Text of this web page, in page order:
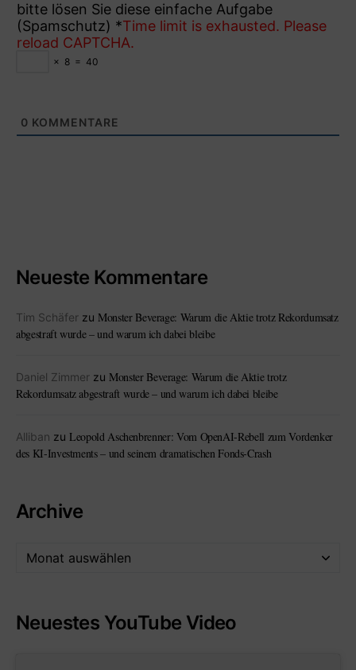
bitte lösen Sie diese einfache Aufgabe
(Spamschutz) *Time limit is exhausted. Please
reload CAPTCHA.
× 8 = 40
0 KOMMENTARE
Neueste Kommentare
Tim Schäfer zu Monster Beverage: Warum die Aktie trotz Rekordumsatz
abgestraft wurde – und warum ich dabei bleibe
Daniel Zimmer zu Monster Beverage: Warum die Aktie trotz
Rekordumsatz abgestraft wurde – und warum ich dabei bleibe
Alliban zu Leopold Aschenbrenner: Vom OpenAI-Rebell zum Vordenker
des KI-Investments – und seinem dramatischen Fonds-Crash
Archive
Neuestes YouTube Video